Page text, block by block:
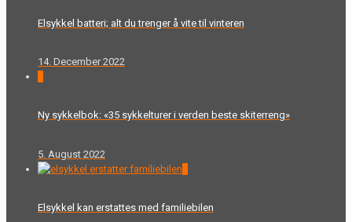
Elsykkel batteri; alt du trenger å vite til vinteren
14. December 2022
Ny sykkelbok: «35 sykkelturer i verden beste skiterreng»
5. August 2022
Elsykkel kan erstattes med familiebilen